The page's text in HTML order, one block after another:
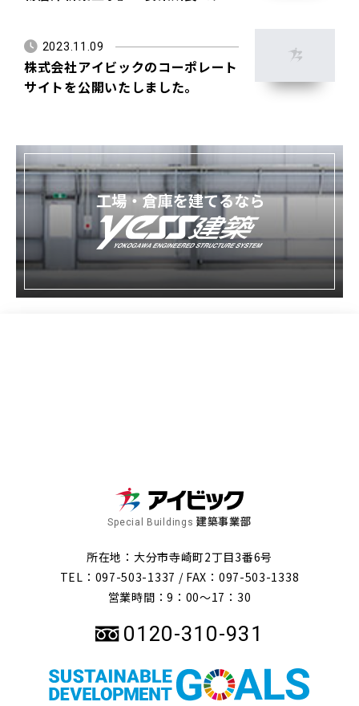
2023.11.09
株式会社アイビックのコーポレート
サイトを公開いたしました。
Special Buildings 建築事業部
所在地：大分市寺崎町2丁目3番6号
TEL：097-503-1337 / FAX：097-503-1338
営業時間：9：00～17：30
0120-310-931